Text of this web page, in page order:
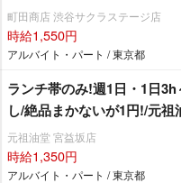
町田商店 渋谷サクラステージ店
時給1,550円
アルバイト・パート / 東京都
ランチ帯のみ!週1日・1日
し/絶品まかないが1円!/元
元祖油堂 宮益坂店
時給1,350円
アルバイト・パート / 東京都